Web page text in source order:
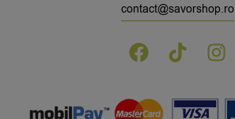
contact@savorshop.ro